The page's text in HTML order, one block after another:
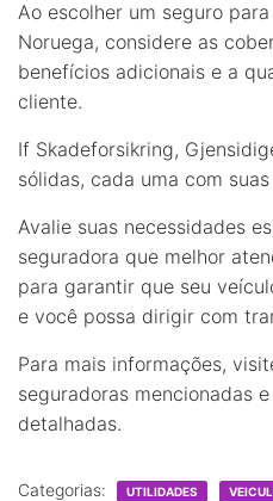
Ao escolher um seguro
Noruega, considere as
benefícios adicionais e a
cliente.
If Skadeforsikring,
sólidas, cada uma com
Avalie suas necessidades
seguradora que melhor
para garantir que seu
e você possa dirigir com
Para mais informações,
seguradoras mencionadas
detalhadas.
Categorias: UTILIDADES